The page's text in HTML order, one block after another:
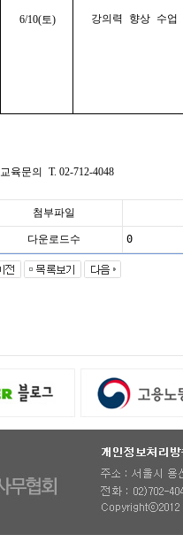
6/10(토) 강의력 향상 수업
교육문의 T. 02-712-4048
첨부파일
다운로드수 0